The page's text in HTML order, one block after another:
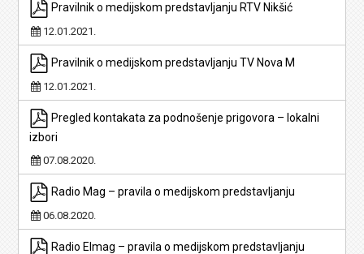
Pravilnik o medijskom predstavljanju RTV Nikšić
12.01.2021.
Pravilnik o medijskom predstavljanju TV Nova M
12.01.2021.
Pregled kontakata za podnošenje prigovora – lokalni
izbori
07.08.2020.
Radio Mag – pravila o medijskom predstavljanju
06.08.2020.
Radio Elmag – pravila o medijskom predstavljanju